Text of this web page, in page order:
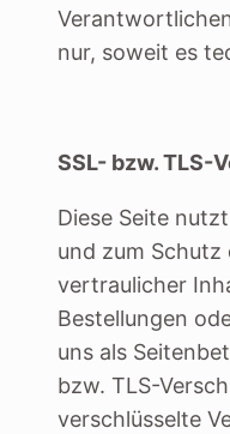
nur, soweit es
SSL- bzw. TLS-
Diese Seite
und zum
vertraulicher
Bestellungen
uns als
bzw. TLS-
verschlüsselte